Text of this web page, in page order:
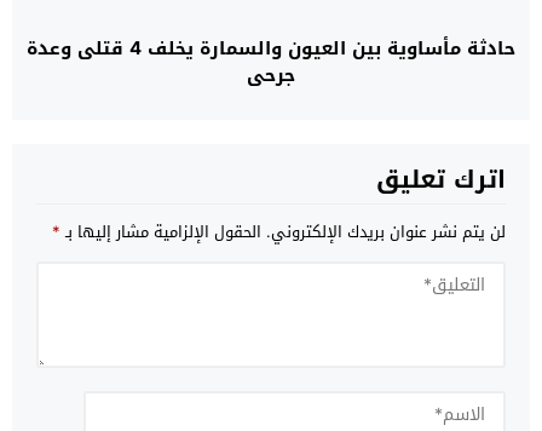
حادثة مأساوية بين العيون والسمارة يخلف 4 قتلى وعدة
جرحى
اترك تعليق
لن يتم نشر عنوان بريدك الإلكتروني. الحقول الإلزامية مشار إليها بـ*